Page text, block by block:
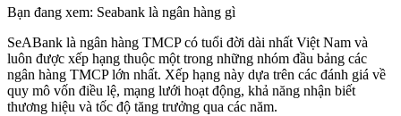
Bạn đang xem: Seabank là ngân hàng gì
SeABank là ngân hàng TMCP có tuổi đời dài nhất Việt Nam và
luôn được xếp hạng thuộc một trong những nhóm đầu bảng các
ngân hàng TMCP lớn nhất. Xếp hạng này dựa trên các đánh giá về
quy mô vốn điều lệ, mạng lưới hoạt động, khả năng nhận biết
thương hiệu và tốc độ tăng trưởng qua các năm.